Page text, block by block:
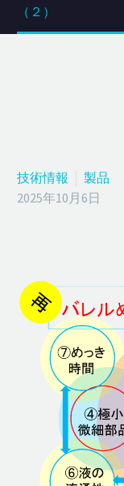
（２）
技術情報
製品
2025年10月6日